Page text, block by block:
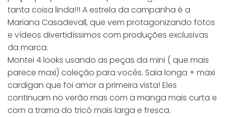
tanta coisa linda!!! A estrela da campanha é a
Mariana Casadevall, que vem protagonizando fotos
e vídeos divertidíssimos com produções exclusivas
da marca.
Montei 4 looks usando as peças da mini ( que mais
parece maxi) coleção para vocês. Saia longa + maxi
cardigan que foi amor a primeira vista! Eles
continuam no verão mas com a manga mais curta e
com a trama do tricô mais larga e fresca.